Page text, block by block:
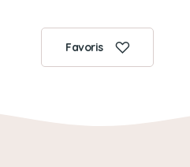
Favoris